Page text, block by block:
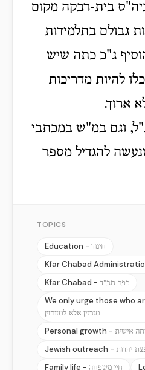
בית-רבקה מקום
גבולם בתלמידות
ג"כ כתה שיש
להיות מדריכות
ארוך.
וגם במ"ש במכתבי
להגדיל מספר
TOPICS
Education - חינוך
Kfar Chabad
Kfar Chabad - כפר חב"ד
We only urge those who
מזרזין אלא למזורזין
Personal growth - אישית
Jewish outreach - יהדות
Family life - חיי משפחה